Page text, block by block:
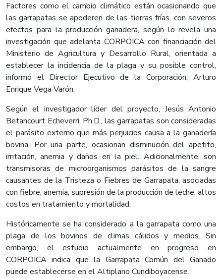
Factores como el cambio climático están ocasionando que
las garrapatas se apoderen de las tierras frías, con severos
efectos para la producción ganadera, según lo revela una
investigación que adelanta CORPOICA con financiación del
Ministerio de Agricultura y Desarrollo Rural, orientada a
establecer la incidencia de la plaga y su posible control,
informó el Director Ejecutivo de la Corporación, Arturo
Enrique Vega Varón.
Según el investigador líder del proyecto, Jesús Antonio
Betancourt Echeverri, Ph.D., las garrapatas son consideradas
el parásito externo que más perjuicios causa a la ganadería
bovina. Por una parte, ocasionan disminución del apetito,
irritación, anemia y daños en la piel. Adicionalmente, son
transmisoras de microorganismos parásitos de la sangre
causantes de la Tristeza o Fiebres de Garrapata, asociadas
con fiebre, anemia, supresión de la producción de leche, altos
costos en tratamiento y mortalidad.
Históricamente se ha considerado a la garrapata como una
plaga de los bovinos de climas cálidos y medios. Sin
embargo, el estudio actualmente en progreso en
CORPOICA indica que la Garrapata Común del Ganado
puede establecerse en el Altiplano Cundiboyacense.